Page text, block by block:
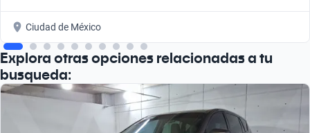
Ciudad de México
Explora otras opciones relacionadas a tu
busqueda: